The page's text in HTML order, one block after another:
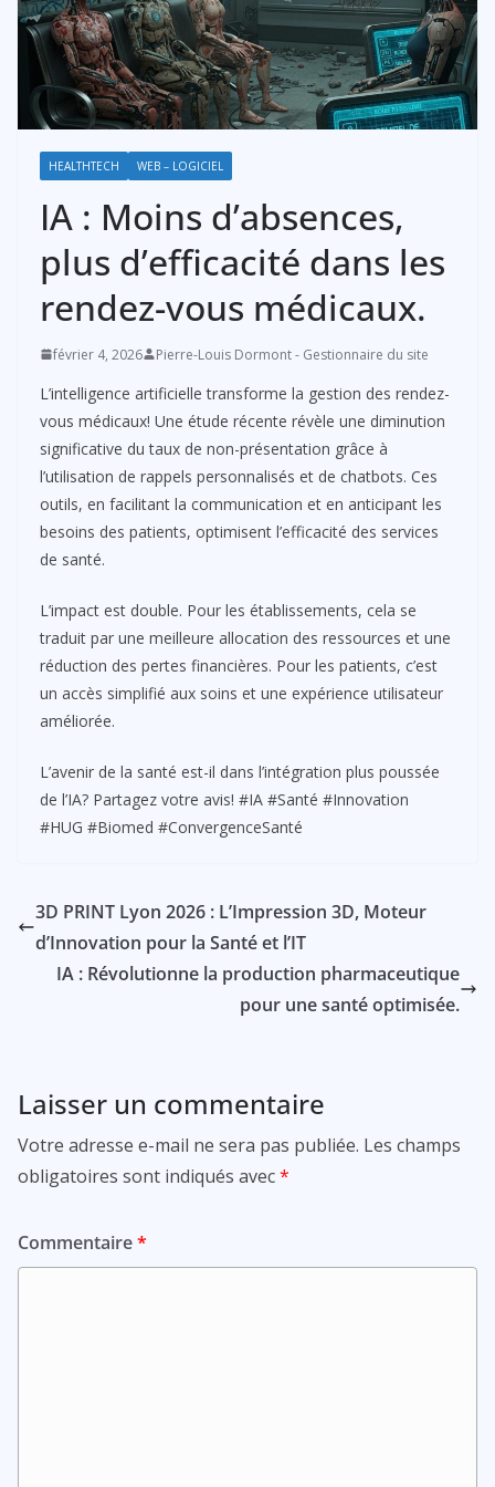
HEALTHTECH WEB – LOGICIEL
IA : Moins d’absences,
plus d’efficacité dans les
rendez-vous médicaux.
février 4, 2026 Pierre-Louis Dormont - Gestionnaire du site
L’intelligence artificielle transforme la gestion des rendez-
vous médicaux! Une étude récente révèle une diminution
significative du taux de non-présentation grâce à
l’utilisation de rappels personnalisés et de chatbots. Ces
outils, en facilitant la communication et en anticipant les
besoins des patients, optimisent l’efficacité des services
de santé.
L’impact est double. Pour les établissements, cela se
traduit par une meilleure allocation des ressources et une
réduction des pertes financières. Pour les patients, c’est
un accès simplifié aux soins et une expérience utilisateur
améliorée.
L’avenir de la santé est-il dans l’intégration plus poussée
de l’IA? Partagez votre avis! #IA #Santé #Innovation
#HUG #Biomed #ConvergenceSanté
3D PRINT Lyon 2026 : L’Impression 3D, Moteur
d’Innovation pour la Santé et l’IT
IA : Révolutionne la production pharmaceutique
pour une santé optimisée.
Laisser un commentaire
Votre adresse e-mail ne sera pas publiée. Les champs
obligatoires sont indiqués avec*
Commentaire*